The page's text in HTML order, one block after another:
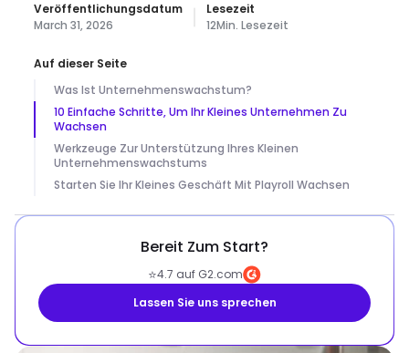
Veröffentlichungsdatum
March 31, 2026
Lesezeit
12Min. Lesezeit
Auf dieser Seite
Was Ist Unternehmenswachstum?
10 Einfache Schritte, Um Ihr Kleines Unternehmen Zu
Wachsen
Werkzeuge Zur Unterstützung Ihres Kleinen
Unternehmenswachstums
Starten Sie Ihr Kleines Geschäft Mit Playroll Wachsen
Bereit Zum Start?
⭐4.7 auf G2.com
Lassen Sie uns sprechen